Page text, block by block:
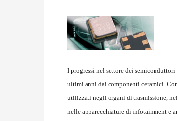
I progressi nel settore dei
ultimi anni dai componenti ceramici.
utilizzati negli organi di trasmissione,
nelle apparecchiature di infotainment e